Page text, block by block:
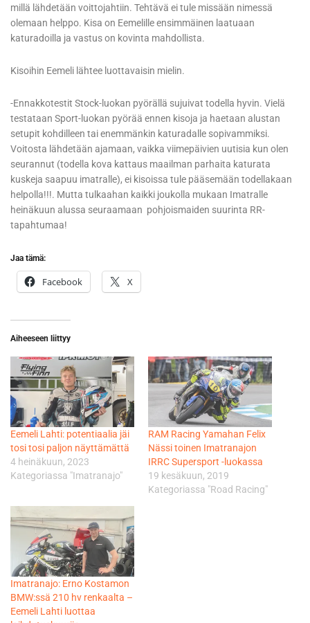
millä lähdetään voittojahtiin. Tehtävä ei tule missään nimessä
olemaan helppo. Kisa on Eemelille ensimmäinen laatuaan
katuradoilla ja vastus on kovinta mahdollista.
Kisoihin Eemeli lähtee luottavaisin mielin.
-Ennakkotestit Stock-luokan pyörällä sujuivat todella hyvin. Vielä
testataan Sport-luokan pyörää ennen kisoja ja haetaan alustan
setupit kohdilleen tai enemmänkin katuradalle sopivammiksi.
Voitosta lähdetään ajamaan, vaikka viimepäivien uutisia kun olen
seurannut (todella kova kattaus maailman parhaita katurata
kuskeja saapuu imatralle), ei kisoissa tule pääsemään todellakaan
helpolla!!!. Mutta tulkaahan kaikki joukolla mukaan Imatralle
heinäkuun alussa seuraamaan pohjoismaiden suurinta RR-
tapahtumaa!
Jaa tämä:
Facebook X
Aiheeseen liittyy
Eemeli Lahti: potentiaalia jäi
tosi tosi paljon näyttämättä
4 heinäkuun, 2023
Kategoriassa "Imatranajo"
RAM Racing Yamahan Felix
Nässi toinen Imatranajon
IRRC Supersport -luokassa
19 kesäkuun, 2019
Kategoriassa "Road Racing"
Imatranajo: Erno Kostamon
BMW:ssä 210 hv renkaalta –
Eemeli Lahti luottaa